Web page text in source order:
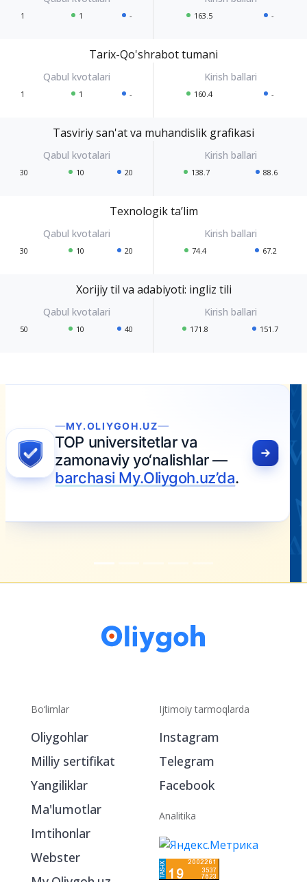
1 1 - 163.5 -
Tarix-Qo'shrabot tumani
1 1 - 160.4 -
Tasviriy san'at va muhandislik grafikasi
30 10 20 138.7 88.6
Texnologik ta’lim
30 10 20 74.4 67.2
Xorijiy til va adabiyoti: ingliz tili
50 10 40 171.8 151.7
Bo‘limlar
Oliygohlar
Milliy sertifikat
Yangiliklar
Ma'lumotlar
Imtihonlar
Webster
Ijtimoiy tarmoqlarda
Instagram
Telegram
Facebook
Analitika